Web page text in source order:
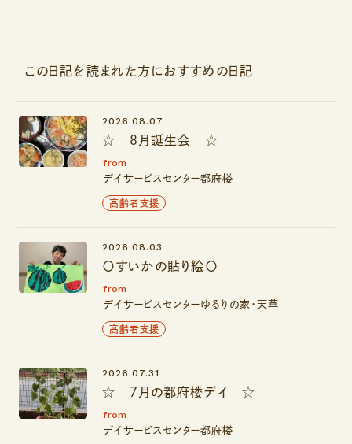
この日記を読まれた方におすすめの日記
☆ ８月誕生会 ☆
2026.08.07
from
デイサービスセンター都府楼
高齢者支援
〇すいかの貼り絵〇
2026.08.03
from
デイサービスセンターゆるりの家・天草
高齢者支援
☆ ７月の都府楼デイ ☆
2026.07.31
from
デイサービスセンター都府楼